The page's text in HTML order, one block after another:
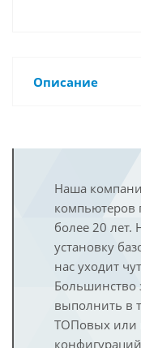
Описание
Наша
компьютеров
более 20 лет.
установку
нас уходит
Большинство
выполнить в
ТОПовых или